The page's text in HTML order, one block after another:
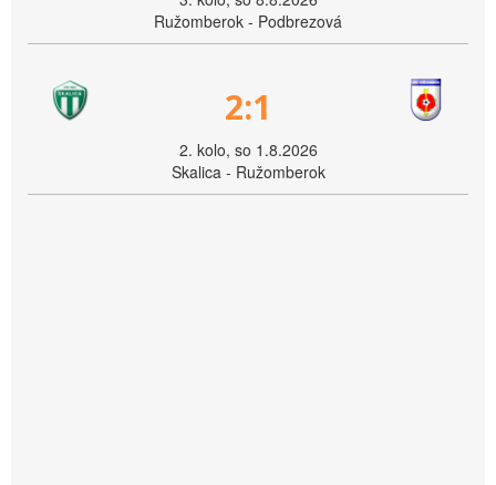
Ružomberok - Podbrezová
2:1
2. kolo, so 1.8.2026
Skalica - Ružomberok